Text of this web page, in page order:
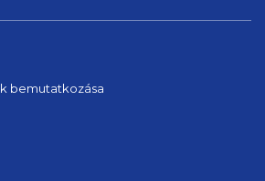
bemutatkozása